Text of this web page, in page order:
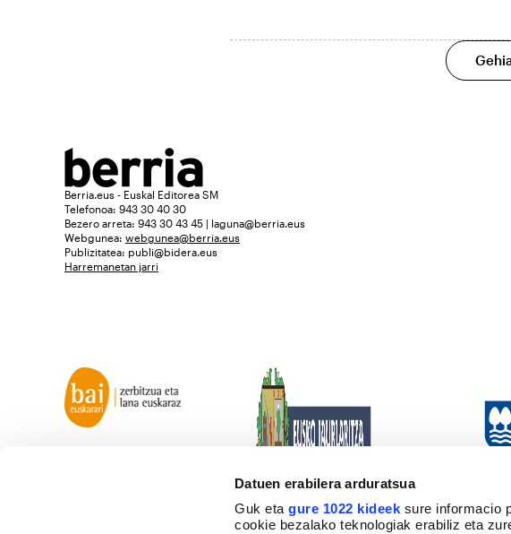
Datuen erabilera arduratsua
Guk etagure 1022 kideek sure informacio
cookie bezalako teknologiak erabiliz eta
Berria.eus - Euskal Editorea SM
Telefonoa: 943 30 40 30
Bezero arreta: 943 30 43 45 | laguna@berria.eus
Webgunea: webgunea@berria.eus
Publizitatea: publi@bidera.eus
Harremanetan jarri